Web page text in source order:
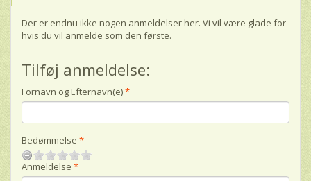
Der er endnu ikke nogen anmeldelser her. Vi vil være glade for
hvis du vil anmelde som den første.
Tilføj anmeldelse:
Fornavn og Efternavn(e)
Bedømmelse
Anmeldelse